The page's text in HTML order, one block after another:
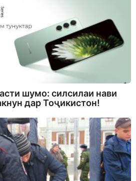
шумо: силсилаи нави
дар Тоҷикистон!